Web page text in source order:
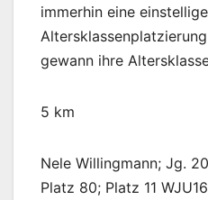
immerhin eine einstellige
gewann ihre
5 km
Nele Willingmann; Jg.
Platz 80; Platz 11